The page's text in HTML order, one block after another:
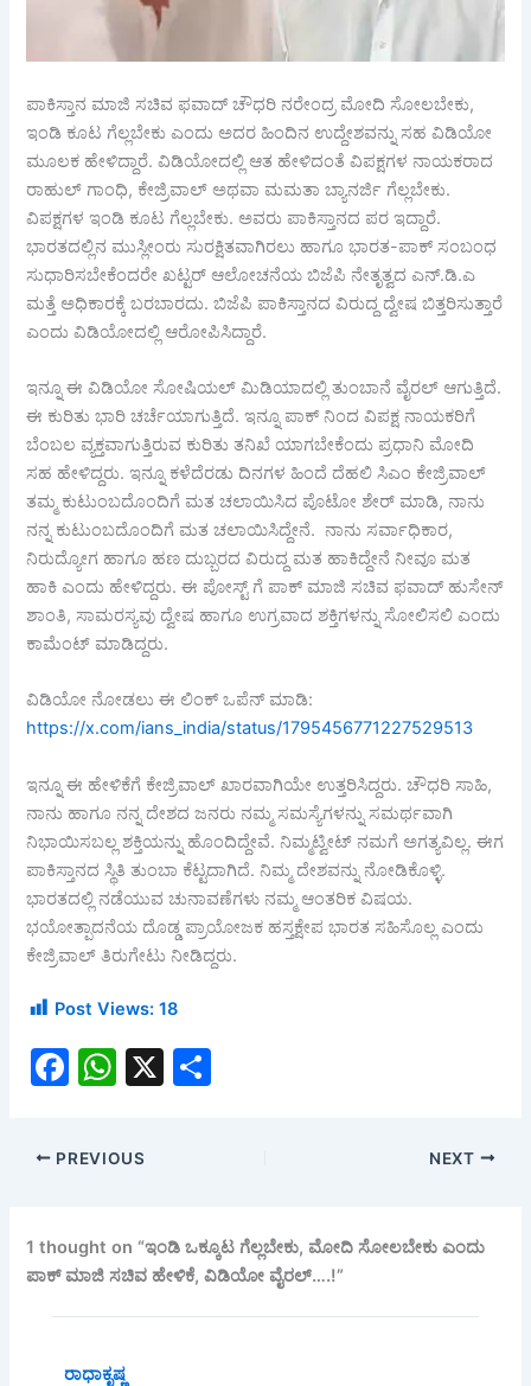
ಪಾಕಿಸ್ತಾನ ಮಾಜಿ ಸಚಿವ ಫವಾದ್ ಚೌಧರಿ ನರೇಂದ್ರ ಮೋದಿ ಸೋಲಬೇಕು,
ಇಂಡಿ ಕೂಟ ಗೆಲ್ಲಬೇಕು ಎಂದು ಅದರ ಹಿಂದಿನ ಉದ್ದೇಶವನ್ನು ಸಹ ವಿಡಿಯೋ
ಮೂಲಕ ಹೇಳಿದ್ದಾರೆ. ವಿಡಿಯೋದಲ್ಲಿ ಆತ ಹೇಳಿದಂತೆ ವಿಪಕ್ಷಗಳ ನಾಯಕರಾದ
ರಾಹುಲ್ ಗಾಂಧಿ, ಕೇಜ್ರಿವಾಲ್ ಅಥವಾ ಮಮತಾ ಬ್ಯಾನರ್ಜಿ ಗೆಲ್ಲಬೇಕು.
ವಿಪಕ್ಷಗಳ ಇಂಡಿ ಕೂಟ ಗೆಲ್ಲಬೇಕು. ಅವರು ಪಾಕಿಸ್ತಾನದ ಪರ ಇದ್ದಾರೆ.
ಭಾರತದಲ್ಲಿನ ಮುಸ್ಲೀಂರು ಸುರಕ್ಷಿತವಾಗಿರಲು ಹಾಗೂ ಭಾರತ-ಪಾಕ್ ಸಂಬಂಧ
ಸುಧಾರಿಸಬೇಕೆಂದರೇ ಖಟ್ಟರ್‍ ಆಲೋಚನೆಯ ಬಿಜೆಪಿ ನೇತೃತ್ವದ ಎನ್.ಡಿ.ಎ
ಮತ್ತೆ ಅಧಿಕಾರಕ್ಕೆ ಬರಬಾರದು. ಬಿಜೆಪಿ ಪಾಕಿಸ್ತಾನದ ವಿರುದ್ದ ದ್ವೇಷ ಬಿತ್ತರಿಸುತ್ತಾರೆ
ಎಂದು ವಿಡಿಯೋದಲ್ಲಿ ಆರೋಪಿಸಿದ್ದಾರೆ.
ಇನ್ನೂ ಈ ವಿಡಿಯೋ ಸೋಷಿಯಲ್ ಮಿಡಿಯಾದಲ್ಲಿ ತುಂಬಾನೆ ವೈರಲ್ ಆಗುತ್ತಿದೆ.
ಈ ಕುರಿತು ಭಾರಿ ಚರ್ಚೆಯಾಗುತ್ತಿದೆ. ಇನ್ನೂ ಪಾಕ್ ನಿಂದ ವಿಪಕ್ಷ ನಾಯಕರಿಗೆ
ಬೆಂಬಲ ವ್ಯಕ್ತವಾಗುತ್ತಿರುವ ಕುರಿತು ತನಿಖೆ ಯಾಗಬೇಕೆಂದು ಪ್ರಧಾನಿ ಮೋದಿ
ಸಹ ಹೇಳಿದ್ದರು. ಇನ್ನೂ ಕಳೆದೆರಡು ದಿನಗಳ ಹಿಂದೆ ದೆಹಲಿ ಸಿಎಂ ಕೇಜ್ರಿವಾಲ್
ತಮ್ಮ ಕುಟುಂಬದೊಂದಿಗೆ ಮತ ಚಲಾಯಿಸಿದ ಪೊಟೋ ಶೇರ್‍ ಮಾಡಿ, ನಾನು
ನನ್ನ ಕುಟುಂಬದೊಂದಿಗೆ ಮತ ಚಲಾಯಿಸಿದ್ದೇನೆ. ನಾನು ಸರ್ವಾಧಿಕಾರ,
ನಿರುದ್ಯೋಗ ಹಾಗೂ ಹಣ ದುಬ್ಬರದ ವಿರುದ್ದ ಮತ ಹಾಕಿದ್ದೇನೆ ನೀವೂ ಮತ
ಹಾಕಿ ಎಂದು ಹೇಳಿದ್ದರು. ಈ ಪೋಸ್ಟ್ ಗೆ ಪಾಕ್ ಮಾಜಿ ಸಚಿವ ಫವಾದ್ ಹುಸೇನ್
ಶಾಂತಿ, ಸಾಮರಸ್ಯವು ದ್ವೇಷ ಹಾಗೂ ಉಗ್ರವಾದ ಶಕ್ತಿಗಳನ್ನು ಸೋಲಿಸಲಿ ಎಂದು
ಕಾಮೆಂಟ್ ಮಾಡಿದ್ದರು.
ವಿಡಿಯೋ ನೋಡಲು ಈ ಲಿಂಕ್ ಒಪೆನ್ ಮಾಡಿ:
https://x.com/ians_india/status/1795456771227529513
ಇನ್ನೂ ಈ ಹೇಳಿಕೆಗೆ ಕೇಜ್ರಿವಾಲ್ ಖಾರವಾಗಿಯೇ ಉತ್ತರಿಸಿದ್ದರು. ಚೌಧರಿ ಸಾಹಿ,
ನಾನು ಹಾಗೂ ನನ್ನ ದೇಶದ ಜನರು ನಮ್ಮ ಸಮಸ್ಯೆಗಳನ್ನು ಸಮರ್ಥವಾಗಿ
ನಿಭಾಯಿಸಬಲ್ಲ ಶಕ್ತಿಯನ್ನು ಹೊಂದಿದ್ದೇವೆ. ನಿಮ್ಮಟ್ವೀಟ್ ನಮಗೆ ಅಗತ್ಯವಿಲ್ಲ. ಈಗ
ಪಾಕಿಸ್ತಾನದ ಸ್ಥಿತಿ ತುಂಬಾ ಕೆಟ್ಟದಾಗಿದೆ. ನಿಮ್ಮ ದೇಶವನ್ನು ನೋಡಿಕೊಳ್ಳಿ.
ಭಾರತದಲ್ಲಿ ನಡೆಯುವ ಚುನಾವಣೆಗಳು ನಮ್ಮ ಆಂತರಿಕ ವಿಷಯ.
ಭಯೋತ್ಪಾದನೆಯ ದೊಡ್ಡ ಪ್ರಾಯೋಜಕ ಹಸ್ತಕ್ಷೇಪ ಭಾರತ ಸಹಿಸೊಲ್ಲ ಎಂದು
ಕೇಜ್ರಿವಾಲ್ ತಿರುಗೇಟು ನೀಡಿದ್ದರು.
Post Views: 18
F
c
e
o
o
k
W
at
s
p
p
X
PREVIOUS NEXT
1 thought on “ಇಂಡಿ ಒಕ್ಕೂಟ ಗೆಲ್ಲಬೇಕು, ಮೋದಿ ಸೋಲಬೇಕು ಎಂದು
ಪಾಕ್ ಮಾಜಿ ಸಚಿವ ಹೇಳಿಕೆ, ವಿಡಿಯೋ ವೈರಲ್….!”
ರಾಧಾಕೃಷ್ಣ